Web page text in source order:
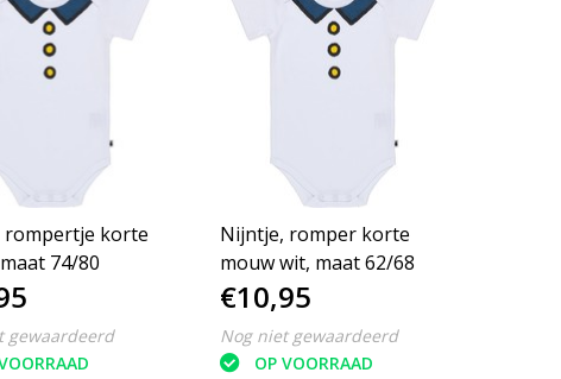
rompertje korte
74/80
gewaardeerd
Nijntje, romper korte
mouw wit, maat 62/68
€10,95
Nog niet gewaardeerd
OP VOORRAAD